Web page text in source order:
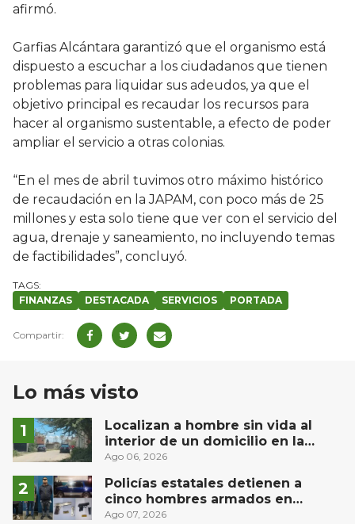
afirmó.
Garfias Alcántara garantizó que el organismo está
dispuesto a escuchar a los ciudadanos que tienen
problemas para liquidar sus adeudos, ya que el
objetivo principal es recaudar los recursos para
hacer al organismo sustentable, a efecto de poder
ampliar el servicio a otras colonias.
“En el mes de abril tuvimos otro máximo histórico
de recaudación en la JAPAM, con poco más de 25
millones y esta solo tiene que ver con el servicio del
agua, drenaje y saneamiento, no incluyendo temas
de factibilidades”, concluyó.
FINANZAS DESTACADA SERVICIOS PORTADA
Lo más visto
Localizan a hombre sin vida al
interior de un domicilio en la
comunidad El Rodeo, San Juan del
Ago 06, 2026
Policías estatales detienen a
cinco hombres armados en
Puebla capital
Ago 07, 2026